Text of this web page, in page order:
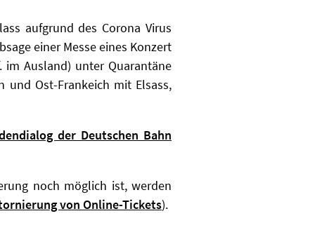
aufgrund des Corona Virus
einer Messe eines Konzert
Ausland) unter Quarantäne
Ost-Frankeich mit Elsass,
der Deutschen Bahn
noch möglich ist, werden
von Online-Tickets).